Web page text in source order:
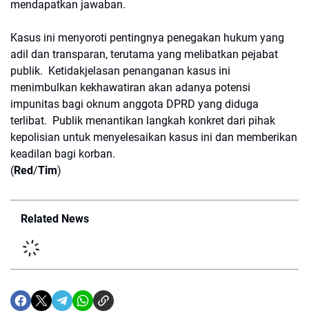
mendapatkan jawaban.
Kasus ini menyoroti pentingnya penegakan hukum yang
adil dan transparan, terutama yang melibatkan pejabat
publik. Ketidakjelasan penanganan kasus ini
menimbulkan kekhawatiran akan adanya potensi
impunitas bagi oknum anggota DPRD yang diduga
terlibat. Publik menantikan langkah konkret dari pihak
kepolisian untuk menyelesaikan kasus ini dan memberikan
keadilan bagi korban.
(Red/Tim)
Related News